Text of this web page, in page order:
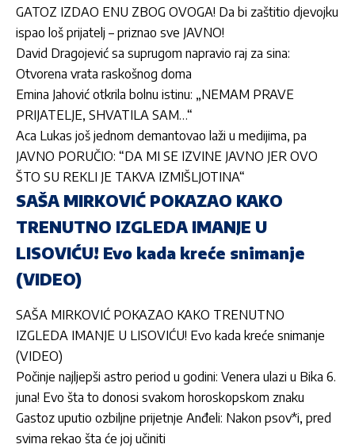
GATOZ IZDAO ENU ZBOG OVOGA! Da bi zaštitio djevojku
ispao loš prijatelj – priznao sve JAVNO!
David Dragojević sa suprugom napravio raj za sina:
Otvorena vrata raskošnog doma
Emina Jahović otkrila bolnu istinu: „NEMAM PRAVE
PRIJATELJE, SHVATILA SAM…“
Aca Lukas još jednom demantovao laži u medijima, pa
JAVNO PORUČIO: “DA MI SE IZVINE JAVNO JER OVO
ŠTO SU REKLI JE TAKVA IZMIŠLJOTINA“
SAŠA MIRKOVIĆ POKAZAO KAKO
TRENUTNO IZGLEDA IMANJE U
LISOVIĆU! Evo kada kreće snimanje
(VIDEO)
SAŠA MIRKOVIĆ POKAZAO KAKO TRENUTNO
IZGLEDA IMANJE U LISOVIĆU! Evo kada kreće snimanje
(VIDEO)
Počinje najljepši astro period u godini: Venera ulazi u Bika 6.
juna! Evo šta to donosi svakom horoskopskom znaku
Gastoz uputio ozbiljne prijetnje Anđeli: Nakon psov*i, pred
svima rekao šta će joj učiniti